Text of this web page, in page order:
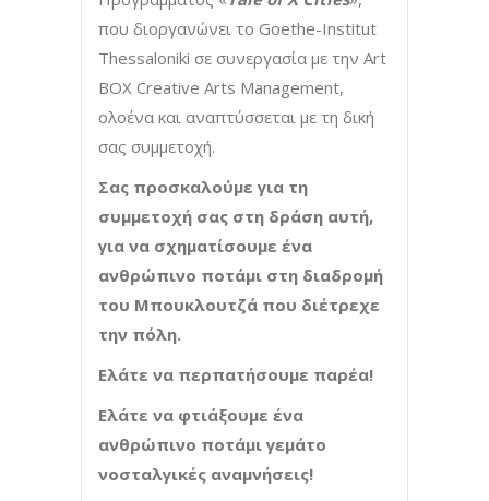
που διοργανώνει το Goethe-Institut
Thessaloniki σε συνεργασία με την Art
BOX Creative Arts Management,
ολοένα και αναπτύσσεται με τη δική
σας συμμετοχή.
Σας προσκαλούμε για τη
συμμετοχή σας στη δράση αυτή,
για να σχηματίσουμε ένα
ανθρώπινο ποτάμι στη διαδρομή
του Μπουκλουτζά που διέτρεχε
την πόλη.
Ελάτε να περπατήσουμε παρέα!
Ελάτε να φτιάξουμε ένα
ανθρώπινο ποτάμι γεμάτο
νοσταλγικές αναμνήσεις!